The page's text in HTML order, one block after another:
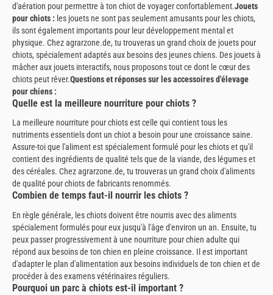
d'aération pour permettre à ton chiot de voyager confortablement.Jouets
pour chiots : les jouets ne sont pas seulement amusants pour les chiots,
ils sont également importants pour leur développement mental et
physique. Chez agrarzone.de, tu trouveras un grand choix de jouets pour
chiots, spécialement adaptés aux besoins des jeunes chiens. Des jouets à
mâcher aux jouets interactifs, nous proposons tout ce dont le cœur des
chiots peut rêver.Questions et réponses sur les accessoires d'élevage
pour chiens :
Quelle est la meilleure nourriture pour chiots ?
La meilleure nourriture pour chiots est celle qui contient tous les
nutriments essentiels dont un chiot a besoin pour une croissance saine.
Assure-toi que l'aliment est spécialement formulé pour les chiots et qu'il
contient des ingrédients de qualité tels que de la viande, des légumes et
des céréales. Chez agrarzone.de, tu trouveras un grand choix d'aliments
de qualité pour chiots de fabricants renommés.
Combien de temps faut-il nourrir les chiots ?
En règle générale, les chiots doivent être nourris avec des aliments
spécialement formulés pour eux jusqu'à l'âge d'environ un an. Ensuite, tu
peux passer progressivement à une nourriture pour chien adulte qui
répond aux besoins de ton chien en pleine croissance. Il est important
d'adapter le plan d'alimentation aux besoins individuels de ton chien et de
procéder à des examens vétérinaires réguliers.
Pourquoi un parc à chiots est-il important ?